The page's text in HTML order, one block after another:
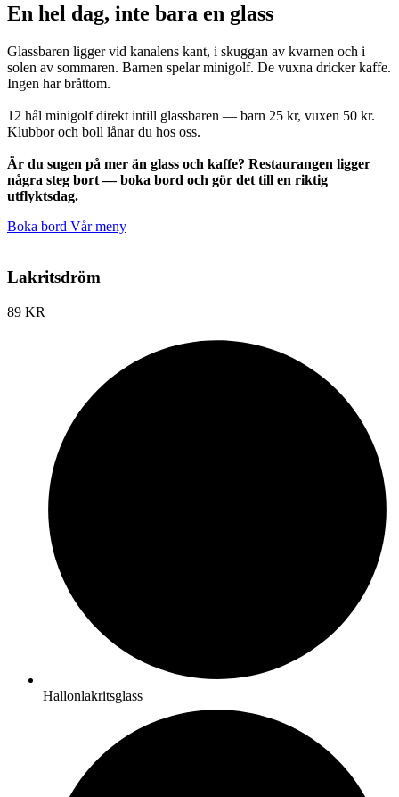
En hel dag, inte bara en glass
Glassbaren ligger vid kanalens kant, i skuggan av kvarnen och i
solen av sommaren. Barnen spelar minigolf. De vuxna dricker kaffe.
Ingen har bråttom.
12 hål minigolf direkt intill glassbaren — barn 25 kr, vuxen 50 kr.
Klubbor och boll lånar du hos oss.
Är du sugen på mer än glass och kaffe? Restaurangen ligger
några steg bort — boka bord och gör det till en riktig
utflyktsdag.
Boka bord Vår meny
Lakritsdröm
89 KR
Hallonlakritsglass